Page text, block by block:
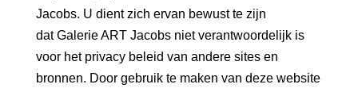
Jacobs. U dient zich ervan bewust te zijn
dat Galerie ART Jacobs niet verantwoordelijk is
voor het privacy beleid van andere sites en
bronnen. Door gebruik te maken van deze website